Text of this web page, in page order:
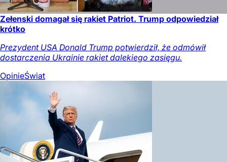
Zełenski domagał się rakiet Patriot. Trump odpowiedział
krótko
Prezydent USA Donald Trump potwierdził, że odmówił
dostarczenia Ukrainie rakiet dalekiego zasięgu.
OpinieŚwiat